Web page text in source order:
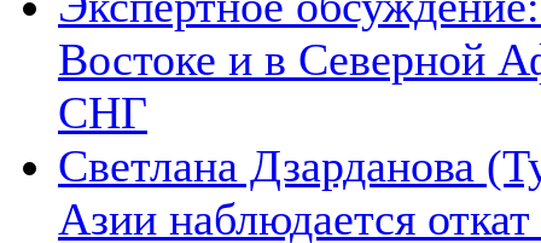
Востоке и в Северной
СНГ
Светлана Дзарданова
Азии наблюдается